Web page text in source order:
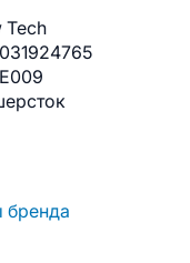
Tech
бренда